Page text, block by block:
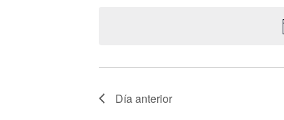
de
Cursos
Día anterior